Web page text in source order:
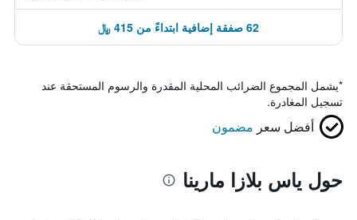
62 صفقة إضافية ابتداءً من 415 ﷼
*يشمل المجموع الضرائب المحلية المقدرة والرسوم المستحقة عند
تسجيل المغادرة.
أفضل سعر مضمون
حول ياس بلازا مارينا